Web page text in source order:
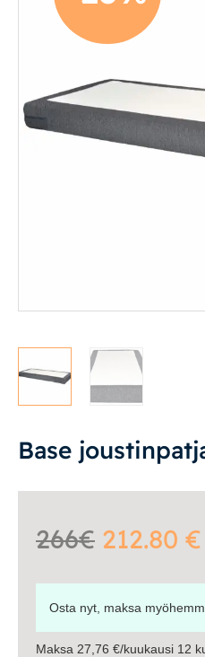
Mekanismituolit
Makuuhuone
Jenkkisängyt
Sängyn päädyt
Sängyn rungot
Kerros- ja parvisängyt
Lapsille
Lapsille
Pöydät ja tuolit
Säilytys
Työpöydät ja
Base
266€ 212.80 €
Osta nyt, maksa
Maksa 27,76 €/kuukausi 12